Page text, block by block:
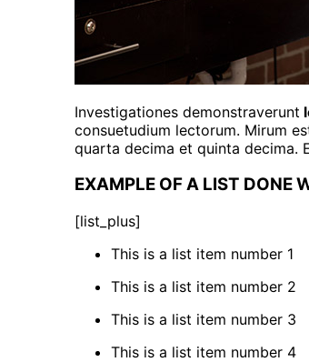
Investigationes demonstraverunt
consuetudium lectorum. Mirum
quarta decima et quinta decima.
EXAMPLE OF A LIST DONE
[list_plus]
This is a list item number 1
This is a list item number 2
This is a list item number 3
This is a list item number 4